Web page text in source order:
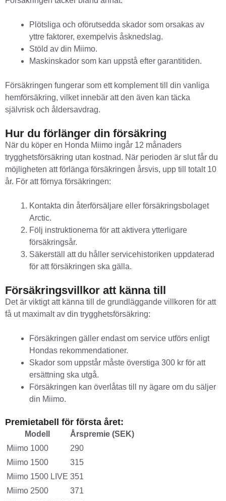
Plötsliga och oförutsedda skador som orsakas av
yttre faktorer, exempelvis åsknedslag.
Stöld av din Miimo.
Maskinskador som kan uppstå efter garantitiden.
Försäkringen fungerar som ett komplement till din vanliga
hemförsäkring, vilket innebär att den även kan täcka
självrisk och åldersavdrag.
Hur du förlänger din försäkring
När du köper en Honda Miimo ingår 12 månaders
trygghetsförsäkring utan kostnad. När perioden är slut får du
möjligheten att förlänga försäkringen årsvis, upp till totalt 10
år. För att förnya försäkringen:
Kontakta din återförsäljare eller försäkringsbolaget
Arctic.
Följ instruktionerna för att aktivera ytterligare
försäkringsår.
Säkerställ att du håller servicehistoriken uppdaterad
för att försäkringen ska gälla.
Försäkringsvillkor att känna till
Det är viktigt att känna till de grundläggande villkoren för att
få ut maximalt av din trygghetsförsäkring:
Försäkringen gäller endast om service utförs enligt
Hondas rekommendationer.
Skador som uppstår måste överstiga 300 kr för att
ersättning ska utgå.
Försäkringen kan överlåtas till ny ägare om du säljer
din Miimo.
Premietabell för första året:
Modell
Årspremie (SEK)
Miimo 1000
290
Miimo 1500
315
Miimo 1500 LIVE 351
Miimo 2500
371